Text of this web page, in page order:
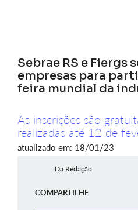
Sebrae RS e Fiergs
empresas para
feira mundial da
As inscrições são
realizadas até 12 de
atualizado em: 18/01/23
Da Redação
COMPARTILHE